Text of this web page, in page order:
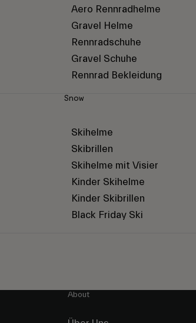
Aero Rennradhelme
Gravel Helme
Rennradschuhe
Gravel Schuhe
Rennrad Bekleidung
Snow
Skihelme
Skibrillen
Skihelme mit Visier
Kinder Skihelme
Kinder Skibrillen
Black Friday Ski
About